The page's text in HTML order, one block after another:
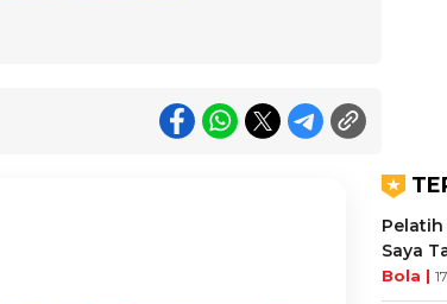
Pelatih
Saya
Bola |